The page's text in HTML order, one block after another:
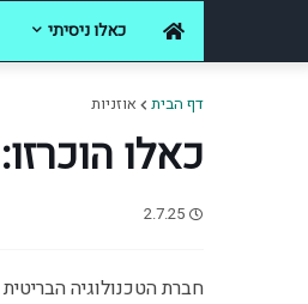
כאלו ניסיתי
דף הבית אוזניות
כאלו הוכרזו: Nothing Phone (3) ו-Headphone (1)
2.7.25
חברת הטכנולוגיה הבריטית